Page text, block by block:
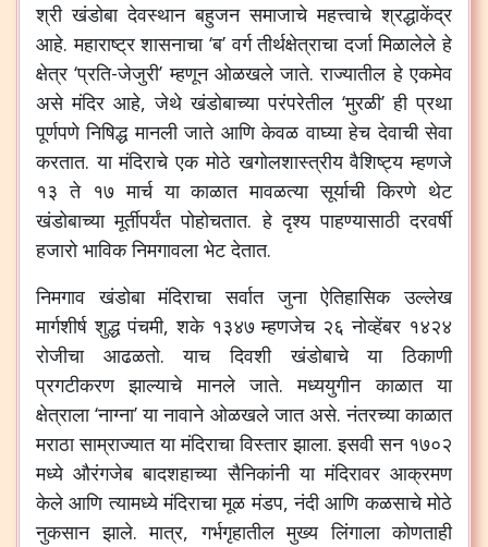
श्री खंडोबा देवस्थान बहुजन समाजाचे महत्त्वाचे श्रद्धाकेंद्र
आहे. महाराष्ट्र शासनाचा ‘ब’ वर्ग तीर्थक्षेत्राचा दर्जा मिळालेले हे
क्षेत्र ‘प्रति-जेजुरी’ म्हणून ओळखले जाते. राज्यातील हे एकमेव
असे मंदिर आहे, जेथे खंडोबाच्या परंपरेतील ‘मुरळी’ ही प्रथा
पूर्णपणे निषिद्ध मानली जाते आणि केवळ वाघ्या हेच देवाची सेवा
करतात. या मंदिराचे एक मोठे खगोलशास्त्रीय वैशिष्ट्य म्हणजे
१३ ते १७ मार्च या काळात मावळत्या सूर्याची किरणे थेट
खंडोबाच्या मूर्तीपर्यंत पोहोचतात. हे दृश्य पाहण्यासाठी दरवर्षी
हजारो भाविक निमगावला भेट देतात.
निमगाव खंडोबा मंदिराचा सर्वात जुना ऐतिहासिक उल्लेख
मार्गशीर्ष शुद्ध पंचमी, शके १३४७ म्हणजेच २६ नोव्हेंबर १४२४
रोजीचा आढळतो. याच दिवशी खंडोबाचे या ठिकाणी
प्रगटीकरण झाल्याचे मानले जाते. मध्ययुगीन काळात या
क्षेत्राला ‘नाग्ना’ या नावाने ओळखले जात असे. नंतरच्या काळात
मराठा साम्राज्यात या मंदिराचा विस्तार झाला. इसवी सन १७०२
मध्ये औरंगजेब बादशहाच्या सैनिकांनी या मंदिरावर आक्रमण
केले आणि त्यामध्ये मंदिराचा मूळ मंडप, नंदी आणि कळसाचे मोठे
नुकसान झाले. मात्र, गर्भगृहातील मुख्य लिंगाला कोणताही